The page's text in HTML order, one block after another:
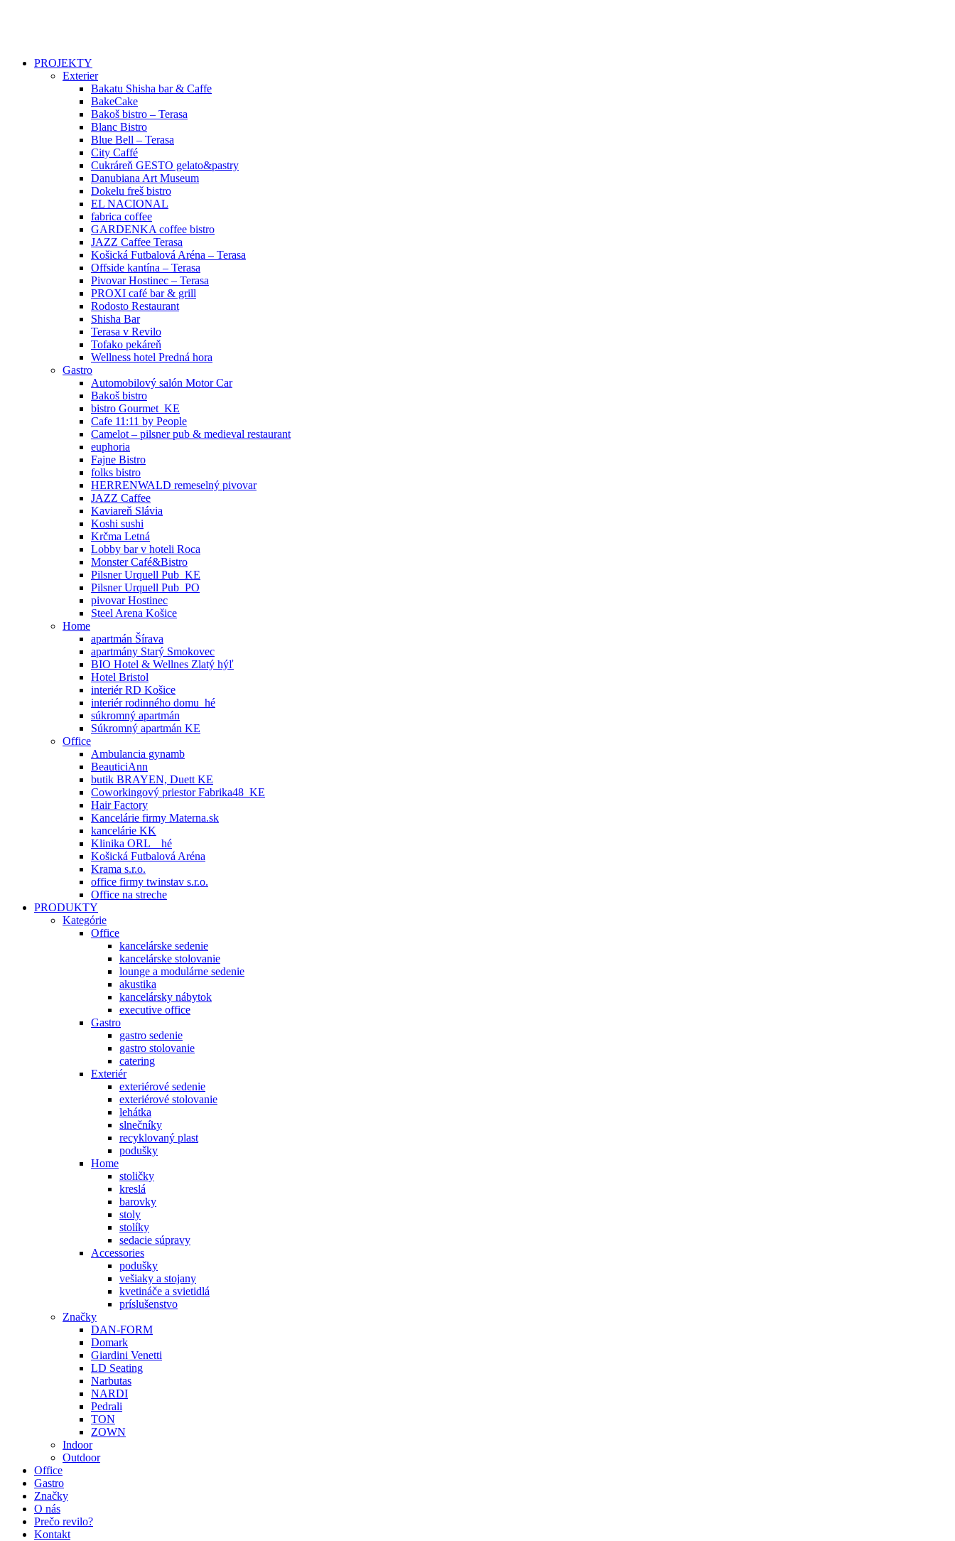
PROJEKTY
Exterier
Bakatu Shisha bar & Caffe
BakeCake
Bakoš bistro – Terasa
Blanc Bistro
Blue Bell – Terasa
City Caffé
Cukráreň GESTO gelato&pastry
Danubiana Art Museum
Dokelu freš bistro
EL NACIONAL
fabrica coffee
GARDENKA coffee bistro
JAZZ Caffee Terasa
Košická Futbalová Aréna – Terasa
Offside kantína – Terasa
Pivovar Hostinec – Terasa
PROXI café bar & grill
Rodosto Restaurant
Shisha Bar
Terasa v Revilo
Tofako pekáreň
Wellness hotel Predná hora
Gastro
Automobilový salón Motor Car
Bakoš bistro
bistro Gourmet_KE
Cafe 11:11 by People
Camelot – pilsner pub & medieval restaurant
euphoria
Fajne Bistro
folks bistro
HERRENWALD remeselný pivovar
JAZZ Caffee
Kaviareň Slávia
Koshi sushi
Krčma Letná
Lobby bar v hoteli Roca
Monster Café&Bistro
Pilsner Urquell Pub_KE
Pilsner Urquell Pub_PO
pivovar Hostinec
Steel Arena Košice
Home
apartmán Šírava
apartmány Starý Smokovec
BIO Hotel & Wellnes Zlatý hýľ
Hotel Bristol
interiér RD Košice
interiér rodinného domu_hé
súkromný apartmán
Súkromný apartmán KE
Office
Ambulancia gynamb
BeauticiAnn
butik BRAYEN, Duett KE
Coworkingový priestor Fabrika48_KE
Hair Factory
Kancelárie firmy Materna.sk
kancelárie KK
Klinika ORL _ hé
Košická Futbalová Aréna
Krama s.r.o.
office firmy twinstav s.r.o.
Office na streche
PRODUKTY
Kategórie
Office
kancelárske sedenie
kancelárske stolovanie
lounge a modulárne sedenie
akustika
kancelársky nábytok
executive office
Gastro
gastro sedenie
gastro stolovanie
catering
Exteriér
exteriérové sedenie
exteriérové stolovanie
lehátka
slnečníky
recyklovaný plast
podušky
Home
stoličky
kreslá
barovky
stoly
stolíky
sedacie súpravy
Accessories
podušky
vešiaky a stojany
kvetináče a svietidlá
príslušenstvo
Značky
DAN-FORM
Domark
Giardini Venetti
LD Seating
Narbutas
NARDI
Pedrali
TON
ZOWN
Indoor
Outdoor
Office
Gastro
Značky
O nás
Prečo revilo?
Kontakt